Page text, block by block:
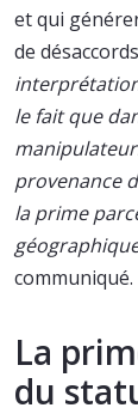
et qui
de
le fait que
provenance
la prime
communiqué.
La
du